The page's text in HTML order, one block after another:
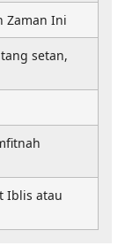
Zaman Ini
setan,
Iblis atau